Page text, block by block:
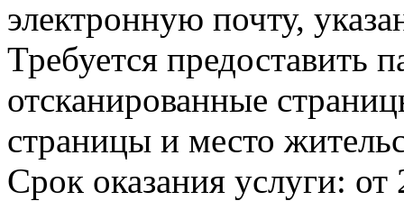
электронную почту,
Требуется предоставить
отсканированные
страницы и место
Срок оказания услуги: от